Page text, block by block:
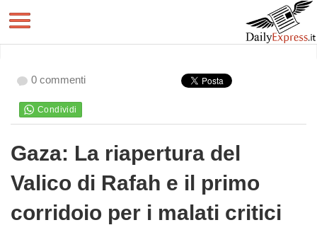
0 commenti
Gaza: La riapertura del
Valico di Rafah e il primo
corridoio per i malati critici